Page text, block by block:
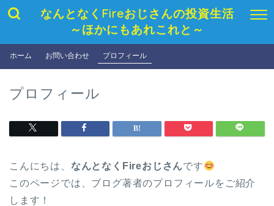
なんとなくFireおじさんの投資生活
～ほかにもあれこれと～
ホーム お問い合わせ プロフィール
プロフィール
こんにちは、 なんとなくFireおじさんです
このページでは、ブログ著者のプロフィールをご紹介
します！